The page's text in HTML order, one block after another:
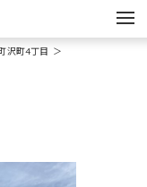
沢町4丁目